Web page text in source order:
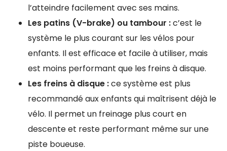
l’atteindre facilement avec ses mains.
Les patins (V-brake) ou tambour :c’est le
système le plus courant sur les vélos pour
enfants. Il est efficace et facile à utiliser, mais
est moins performant que les freins à disque.
Les freins à disque :ce système est plus
recommandé aux enfants qui maîtrisent déjà le
vélo. Il permet un freinage plus court en
descente et reste performant même sur une
piste boueuse.